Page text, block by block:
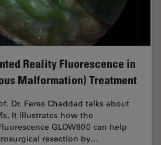
Reality Fluorescence in
Malformation) Treatment
Dr. Feres Chaddad talks about
It illustrates how the
GLOW800 can help
resection by…